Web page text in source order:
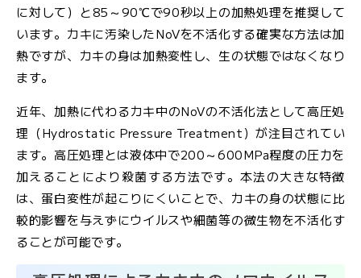
メ
ー
ル
マ
ガ
ジ
ン
に対して）と85～90℃で90秒以上の加熱処理を推奨して
います。カキに汚染したNoVを不活化する確実な方法は加
熱ですが、カキの身は加熱変性し、生の状態ではなくなり
ます。
近年、加熱に代わるカキ中のNoVの不活化法として高圧処
理（Hydrostatic Pressure Treatment）が注目されてい
ます。高圧処理とは液体中で200～600MPa程度の圧力を
加えることにより殺菌する方法です。本法の大きな特徴
は、蛋白変性が起こりにくいことで、カキの身の状態に比
較的影響を与えずにウイルスや細菌等の微生物を不活化す
ることが可能です。